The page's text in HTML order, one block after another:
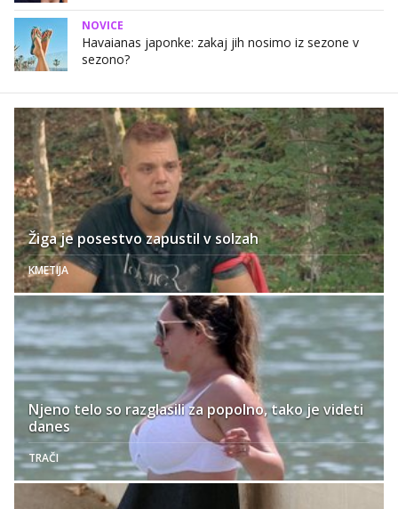
NOVICE
Havaianas japonke: zakaj jih nosimo iz sezone v
sezono?
Žiga je posestvo zapustil v solzah
KMETIJA
Njeno telo so razglasili za popolno, tako je videti
danes
TRAČI